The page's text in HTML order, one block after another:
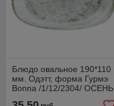
Блюдо овальное 190*110
мм. Одэтт, форма Гурмэ
Bonna /1/12/2304/ ОСЕНЬ